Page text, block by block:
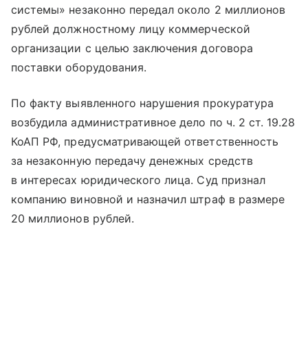
системы» незаконно передал около 2 миллионов
рублей должностному лицу коммерческой
организации с целью заключения договора
поставки оборудования.
По факту выявленного нарушения прокуратура
возбудила административное дело по ч. 2 ст. 19.28
КоАП РФ, предусматривающей ответственность
за незаконную передачу денежных средств
в интересах юридического лица. Суд признал
компанию виновной и назначил штраф в размере
20 миллионов рублей.